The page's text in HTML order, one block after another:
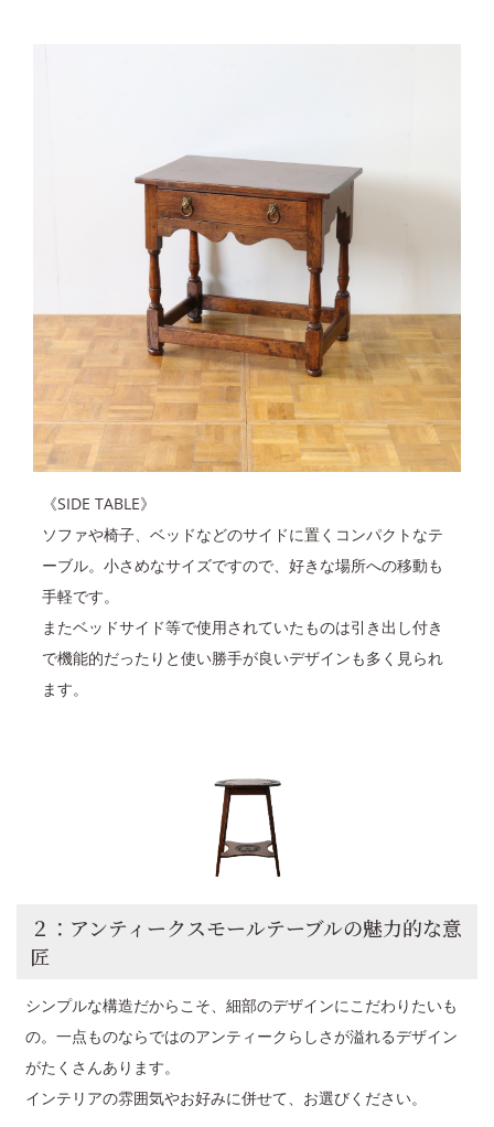
《SIDE TABLE》
ソファや椅子、ベッドなどのサイドに置くコンパクトなテ
ーブル。小さめなサイズですので、好きな場所への移動も
手軽です。
またベッドサイド等で使用されていたものは引き出し付き
で機能的だったりと使い勝手が良いデザインも多く見られ
ます。
２：アンティークスモールテーブルの魅力的な意
匠
シンプルな構造だからこそ、細部のデザインにこだわりたいも
の。一点ものならではのアンティークらしさが溢れるデザイン
がたくさんあります。
インテリアの雰囲気やお好みに併せて、お選びください。